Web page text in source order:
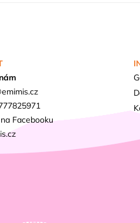
emimis.cz
Facebooku